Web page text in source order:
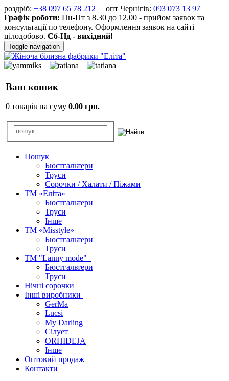
роздріб: +38 097 65 78 212 опт Чернігів: 093 073 13 97
Графік роботи: Пн-Пт з 8.30 до 12.00 - прийом заявок та
консультації по телефону. Оформлення заявок на сайті
цілодобово. Сб-Нд - вихідний!
Toggle navigation
Ваш кошик
0 товарів на суму 0.00 грн.
Пошук
Бюстгальтери
Труси
Сорочки / Халати / Піжами
ТМ «Еліта»
Бюстгальтери
Труси
Інше
ТМ «Misstyle»
Бюстгальтери
Труси
ТМ "Lanny mode"
Бюстгальтери
Труси
Нічні сорочки
Інші виробники
GerMa
Lucsi
My Darling
Сілует
ORHIDEJA
Інше
Оптовий продаж
Контакти